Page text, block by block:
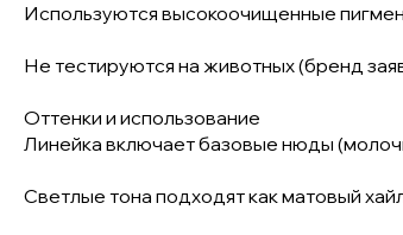
Используются высокоочищенные
Не тестируются на животных (бренд
Оттенки и использование
Линейка включает базовые нюды
Светлые тона подходят как матовый